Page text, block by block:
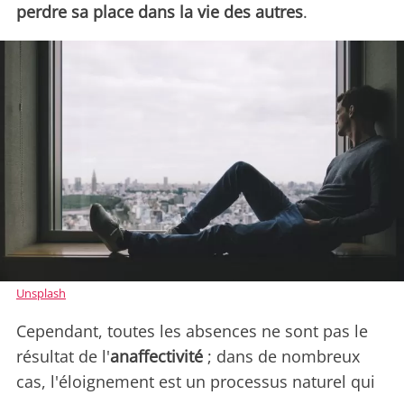
perdre sa place dans la vie des autres.
Unsplash
Cependant, toutes les absences ne sont pas le
résultat de l'anaffectivité ; dans de nombreux
cas, l'éloignement est un processus naturel qui